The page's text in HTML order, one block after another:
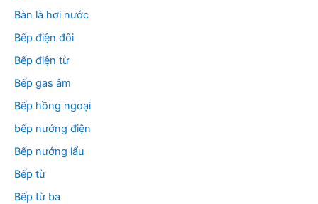
Bàn là hơi nước
Bếp điện đôi
Bếp điện từ
Bếp gas âm
Bếp hồng ngoại
bếp nướng điện
Bếp nướng lẩu
Bếp từ
Bếp từ ba